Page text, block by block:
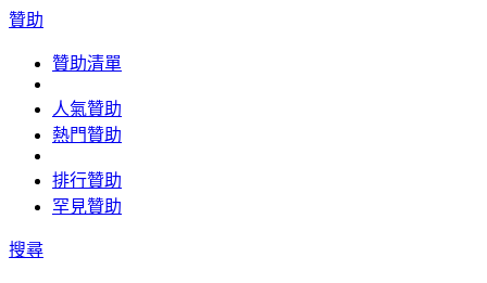
贊助
贊助清單
人氣贊助
熱門贊助
排行贊助
罕見贊助
搜尋